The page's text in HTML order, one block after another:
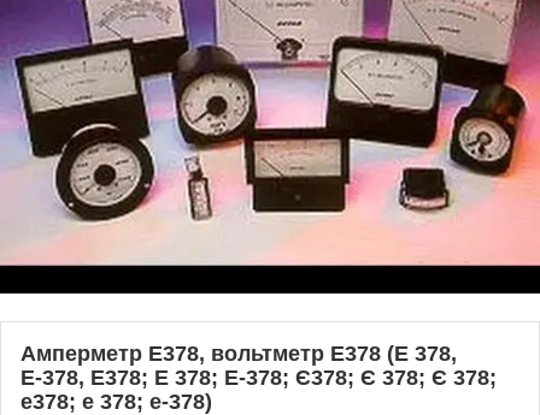
Амперметр Е378, вольтметр Е378 (Е 378,
Е-378, Е378; Е 378; Е-378; Є378; Є 378; Є 378;
е378; е 378; е-378)